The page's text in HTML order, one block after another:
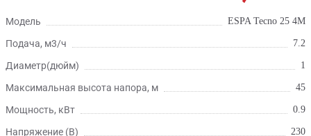
Модель ESPA Tecno 25 4M
Подача, м3/ч 7.2
Диаметр(дюйм) 1
Максимальная высота напора, м 45
Мощность, кВт 0.9
Напряжение (В) 230